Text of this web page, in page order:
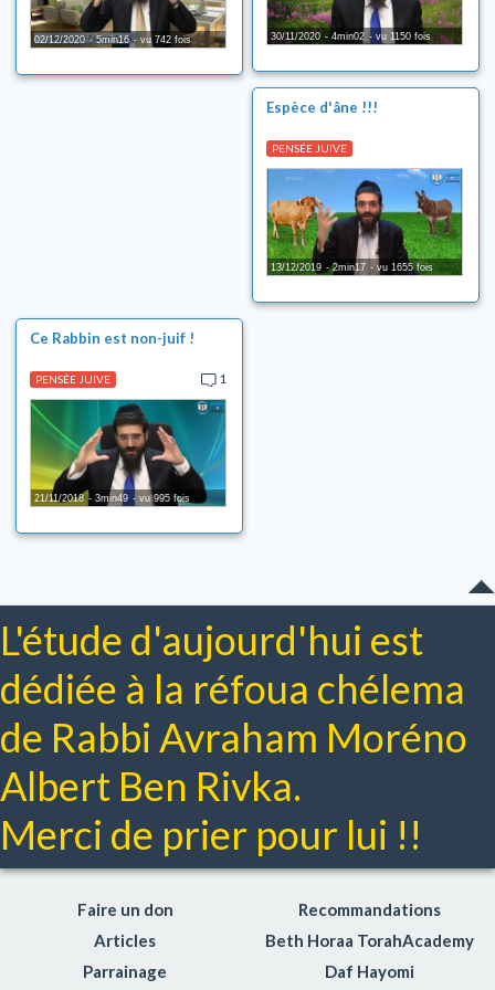
Le sens des Mitsvot
Torahdiction
Dico-Torah
02/12/2020 5min16 vu 742 fois 30/11/2020 4min02 vu 1150 fois
Espèce d'âne !!!
PENSÉE JUIVE
13/12/2019 2min17 vu 1655 fois
Ce Rabbin est non-juif !
1
PENSÉE JUIVE
21/11/2018 3min49 vu 995 fois
L'étude d'aujourd'hui est
dédiée à la réfoua chélema
de Rabbi Avraham Moréno
Albert Ben Rivka.
Merci de prier pour lui !!
Faire un don
Articles
Parrainage
Recommandations
Beth Horaa TorahAcademy
Daf Hayomi